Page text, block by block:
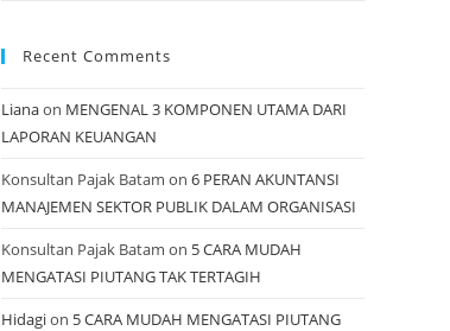
Recent Comments
Lianaon MENGENAL 3 KOMPONEN UTAMA DARI
LAPORAN KEUANGAN
Konsultan Pajak Batam on 6 PERAN AKUNTANSI
MANAJEMEN SEKTOR PUBLIK DALAM ORGANISASI
Konsultan Pajak Batam on 5 CARA MUDAH
MENGATASI PIUTANG TAK TERTAGIH
Hidagion 5 CARA MUDAH MENGATASI PIUTANG